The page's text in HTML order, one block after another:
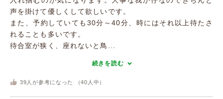
声を掛けて優しくして欲しいです。
また、予約していても30分～40分、時にはそれ以上待たさ
れることも多いです。
待合室が狭く、座れないと鳥...
続きを読む
39 人が参考になった （40 人中）